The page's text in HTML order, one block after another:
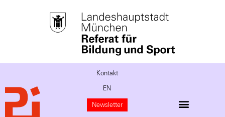
Kontakt
EN
Newsletter